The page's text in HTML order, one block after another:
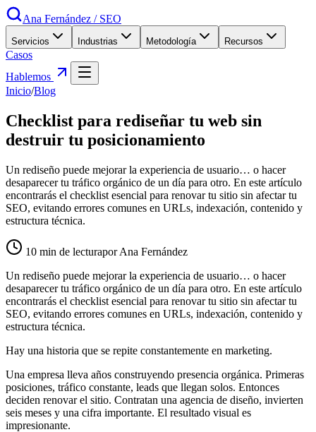
Ana Fernández / SEO
Servicios Industrias Metodología Recursos
Casos
Hablemos
Inicio/Blog
Checklist para rediseñar tu web sin
destruir tu posicionamiento
Un rediseño puede mejorar la experiencia de usuario… o hacer
desaparecer tu tráfico orgánico de un día para otro. En este artículo
encontrarás el checklist esencial para renovar tu sitio sin afectar tu
SEO, evitando errores comunes en URLs, indexación, contenido y
estructura técnica.
10 min de lecturapor Ana Fernández
Un rediseño puede mejorar la experiencia de usuario… o hacer
desaparecer tu tráfico orgánico de un día para otro. En este artículo
encontrarás el checklist esencial para renovar tu sitio sin afectar tu
SEO, evitando errores comunes en URLs, indexación, contenido y
estructura técnica.
Hay una historia que se repite constantemente en marketing.
Una empresa lleva años construyendo presencia orgánica. Primeras
posiciones, tráfico constante, leads que llegan solos. Entonces
deciden renovar el sitio. Contratan una agencia de diseño, invierten
seis meses y una cifra importante. El resultado visual es
impresionante.